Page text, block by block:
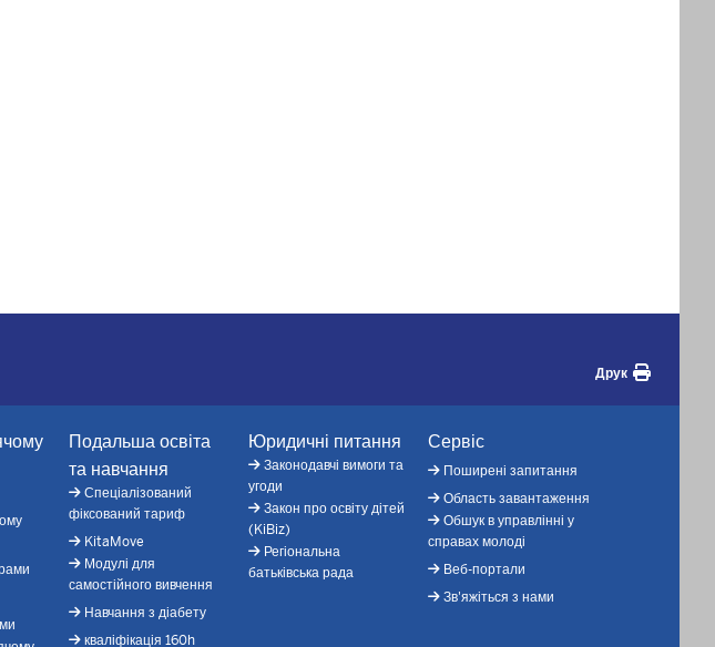
Друк
Подальша освіта
та навчання
Спеціалізований
фіксований тариф
KitaMove
Модулі для
самостійного вивчення
Навчання з діабету
кваліфікація 160h
Юридичні питання
Законодавчі вимоги та
угоди
Закон про освіту дітей
(KiBiz)
Регіональна
батьківська рада
Сервіс
Поширені запитання
Область завантаження
Обшук в управлінні у
справах молоді
Веб-портали
Зв'яжіться з нами